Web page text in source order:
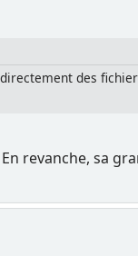
des
revanche, sa